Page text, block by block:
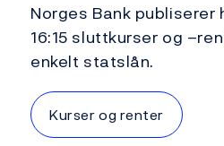
Norges Bank
16:15 sluttkurser og
enkelt statslån.
Kurser og renter